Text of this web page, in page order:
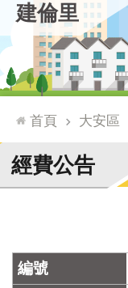
網
站
台
通
臺
北
市
門
牌
建倫里
首頁 大安區
經費公告